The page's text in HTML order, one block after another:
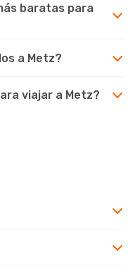
baratas para
a Metz?
viajar a Metz?